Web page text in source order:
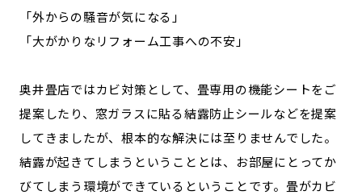
記事ライター アンバサダー
お問い合わせ 会社概要
「外からの騒音が気になる」
「大がかりなリフォーム工事への不安」
奥井畳店ではカビ対策として、畳専用の機能シートをご
提案したり、窓ガラスに貼る結露防止シールなどを提案
してきましたが、根本的な解決には至りませんでした。
結露が起きてしまうということとは、お部屋にとってか
びてしまう環境ができているということです。畳がカビ